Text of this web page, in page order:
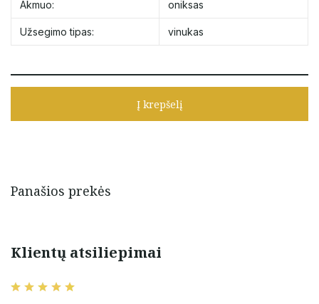
Akmuo: oniksas
Užsegimo tipas: vinukas
Į krepšelį
Panašios prekės
Klientų atsiliepimai